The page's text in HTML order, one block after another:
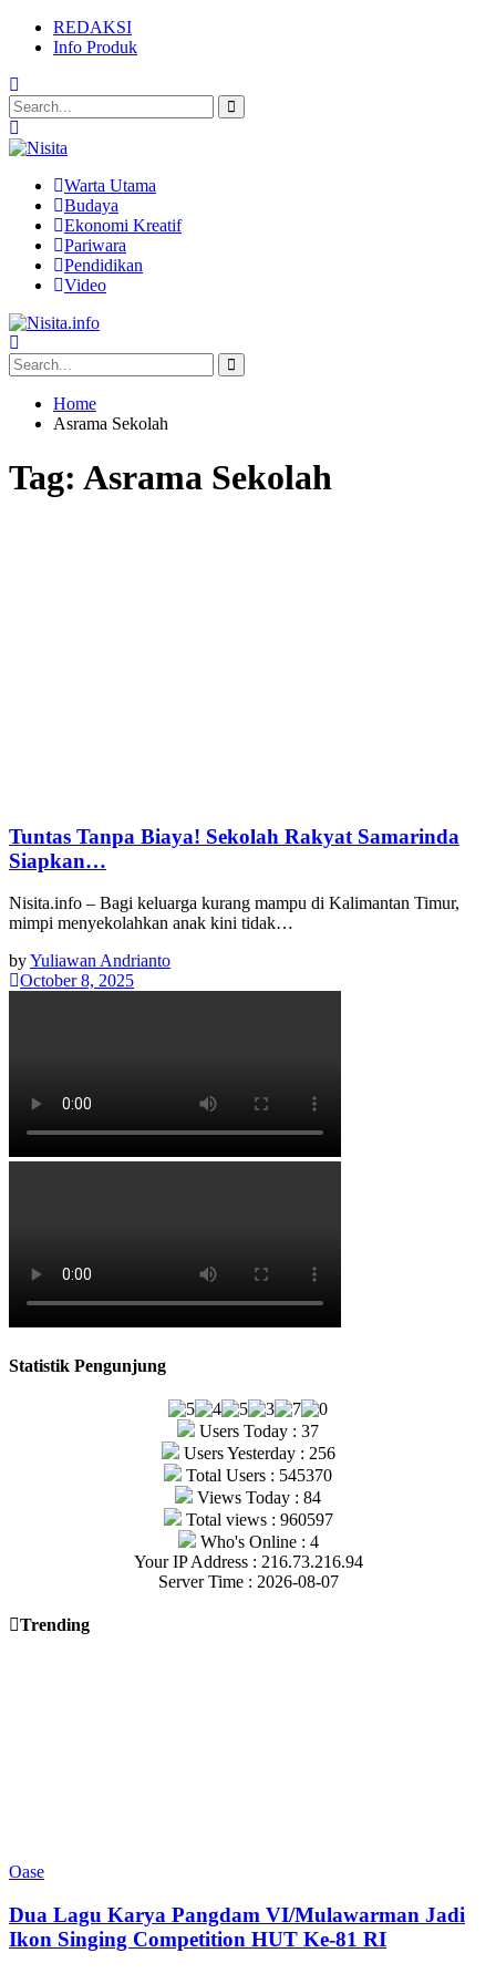
REDAKSI
Info Produk
Warta Utama
Budaya
Ekonomi Kreatif
Pariwara
Pendidikan
Video
Home
Asrama Sekolah
Tag: Asrama Sekolah
Tuntas Tanpa Biaya! Sekolah Rakyat Samarinda
Siapkan…
Nisita.info – Bagi keluarga kurang mampu di Kalimantan Timur,
mimpi menyekolahkan anak kini tidak…
byYuliawan Andrianto
October 8, 2025
Statistik Pengunjung
Users Today : 37
Users Yesterday : 256
Total Users : 545370
Views Today : 84
Total views : 960597
Who's Online : 4
Your IP Address : 216.73.216.94
Server Time : 2026-08-07
Trending
Oase
Dua Lagu Karya Pangdam VI/Mulawarman Jadi
Ikon Singing Competition HUT Ke-81 RI